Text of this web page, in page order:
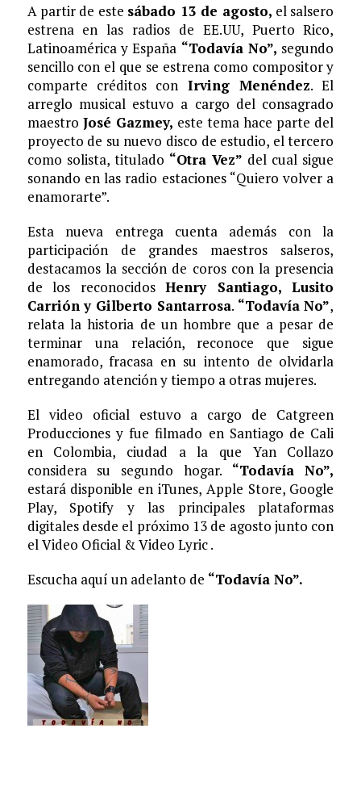
A partir de este sábado 13 de agosto, el salsero
estrena en las radios de EE.UU, Puerto Rico,
Latinoamérica y España “Todavía No”, segundo
sencillo con el que se estrena como compositor y
comparte créditos con Irving Menéndez. El
arreglo musical estuvo a cargo del consagrado
maestro José Gazmey, este tema hace parte del
proyecto de su nuevo disco de estudio, el tercero
como solista, titulado “Otra Vez” del cual sigue
sonando en las radio estaciones “Quiero volver a
enamorarte”.
Esta nueva entrega cuenta además con la
participación de grandes maestros salseros,
destacamos la sección de coros con la presencia
de los reconocidosHenry Santiago, Lusito
Carrión y Gilberto Santarrosa. “Todavía No”,
relata la historia de un hombre que a pesar de
terminar una relación, reconoce que sigue
enamorado, fracasa en su intento de olvidarla
entregando atención y tiempo a otras mujeres.
El video oficial estuvo a cargo de Catgreen
Producciones y fue filmado en Santiago de Cali
en Colombia, ciudad a la que Yan Collazo
considera su segundo hogar. “Todavía No”,
estará disponible en iTunes, Apple Store, Google
Play, Spotify y las principales plataformas
digitales desde el próximo 13 de agosto junto con
el Video Oficial & Video Lyric .
Escucha aquí un adelanto de “Todavía No”.